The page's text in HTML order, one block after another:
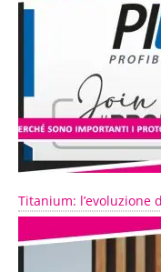
Titanium: l’evoluzione